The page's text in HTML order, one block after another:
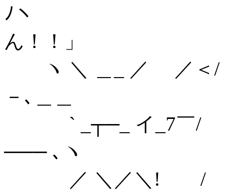
ﾉヽ この背
ん！！」
ヽ ＼ ＿
－､＿＿
` _┬─_
─── ､ヽ
／ ＼